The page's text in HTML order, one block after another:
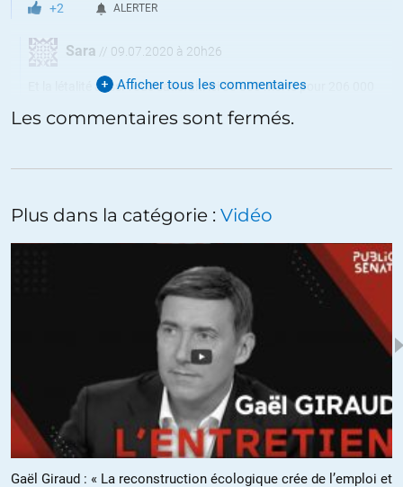
+2 ALERTER
Sara // 09.07.2020 à 20h26
Et la létalité aussi vous satisfait: ici 30 000 morts pour 206 000
Mais en France on a pas testé comparer les letalité sur les testé
est ridicule. Aucun pays n’a suivi les même protocoles de test…
Mort du covid/pop totale est bien plus pertinent
09.07.2020 à 18h23
Et puis, constat de certains députés, personne dans les stades
convertis en hôpital : primes au Covid.
Afficher tous les commentaires
Les commentaires sont fermés.
Plus dans la catégorie : Vidéo
Gaël Giraud : « La reconstruction écologique crée de l’emploi et